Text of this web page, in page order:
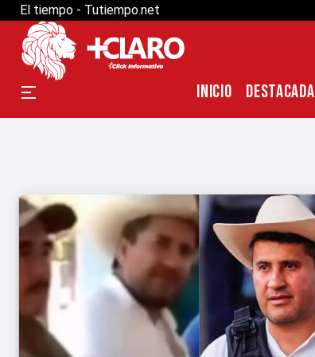
El tiempo - Tutiempo.net
INICIO DESTACADA